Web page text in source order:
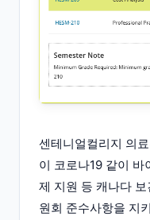
센테니얼컬리지 의
이 코로나19 같이 바
제 지원 등 캐나다
원회 준수사항을 지